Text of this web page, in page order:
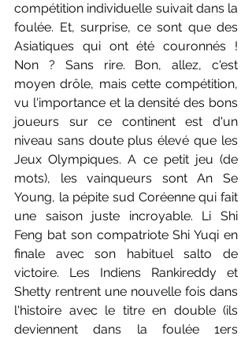
compétition individuelle suivait dans la
foulée. Et, surprise, ce sont que des
Asiatiques qui ont été couronnés !
Non ? Sans rire. Bon, allez, c'est
moyen drôle, mais cette compétition,
vu l'importance et la densité des bons
joueurs sur ce continent est d'un
niveau sans doute plus élevé que les
Jeux Olympiques. A ce petit jeu (de
mots), les vainqueurs sont An Se
Young, la pépite sud Coréenne qui fait
une saison juste incroyable. Li Shi
Feng bat son compatriote Shi Yuqi en
finale avec son habituel salto de
victoire. Les Indiens Rankireddy et
Shetty rentrent une nouvelle fois dans
l'histoire avec le titre en double (ils
deviennent dans la foulée 1ers